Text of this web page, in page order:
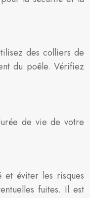
des colliers de
du poêle. Vérifiez
de vie de votre
et éviter les risques
fuites. Il est